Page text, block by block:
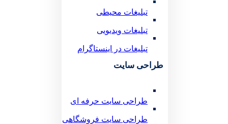
تبلیغات محیطی
تبلیغات ویدیویی
تبلیغات در اینستاگرام
طراحی سایت
طراحی سایت حرفه ای
طراحی سایت فروشگاهی